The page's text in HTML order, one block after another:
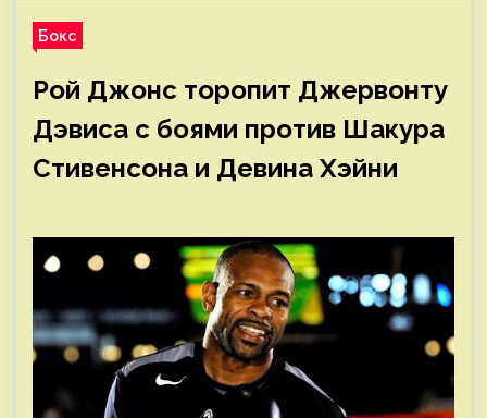
Бокс
Рой Джонс торопит Джервонту
Дэвиса с боями против Шакура
Стивенсона и Девина Хэйни